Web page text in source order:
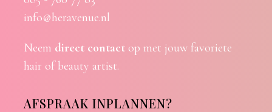
info@heravenue.nl
Neem direct contactop met jouw favoriete
hair of beauty artist.
AFSPRAAK INPLANNEN?